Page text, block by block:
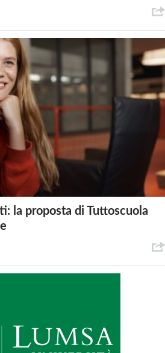
la proposta di Tuttoscuola